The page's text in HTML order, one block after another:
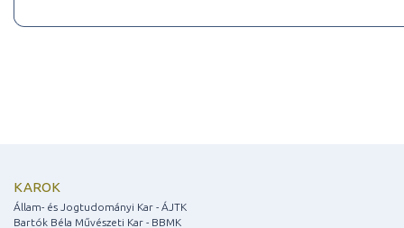
KAROK
Állam- és Jogtudományi Kar - ÁJTK
Bartók Béla Művészeti Kar - BBMK